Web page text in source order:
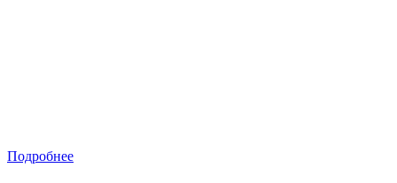
Подробнее